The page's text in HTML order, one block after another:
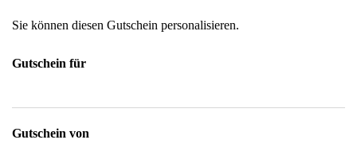
Sie können diesen Gutschein personalisieren.
Gutschein für
Gutschein von